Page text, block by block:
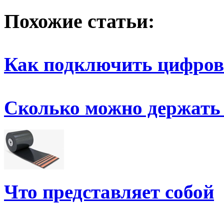
Похожие статьи:
Как подключить
Сколько можно держать
Что представляет собой